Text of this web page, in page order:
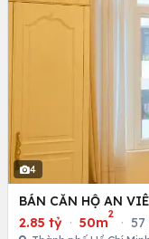
4
BÁN CĂN HỘ AN
2.85 tỷ · 50m
2
·